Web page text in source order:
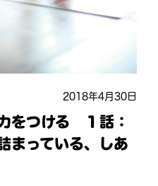
2018年4月30日
をつける １話：
まっている、しあ